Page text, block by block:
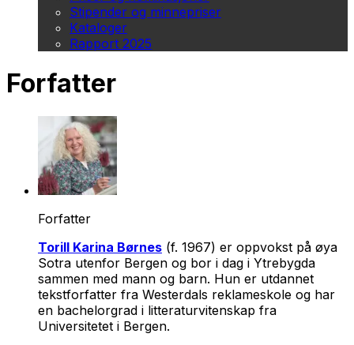
Stipender og minnepriser
Kataloger
Rapport 2025
Forfatter
Forfatter
Torill Karina Børnes (f. 1967) er oppvokst på øya
Sotra utenfor Bergen og bor i dag i Ytrebygda
sammen med mann og barn. Hun er utdannet
tekstforfatter fra Westerdals reklameskole og har
en bachelorgrad i litteraturvitenskap fra
Universitetet i Bergen.